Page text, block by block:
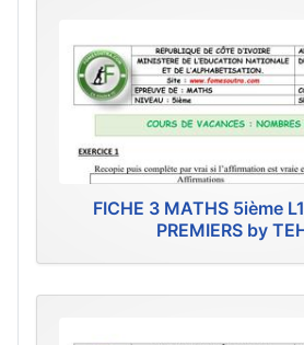
FICHE 3 MATHS 5ième
PREMIERS by